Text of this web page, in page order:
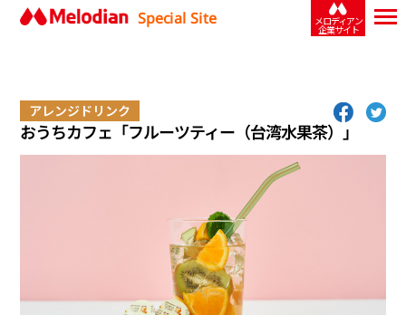
Special Site メロディアン
企業サイト
アレンジドリンク
おうちカフェ「フルーツティー（台湾水果茶）」